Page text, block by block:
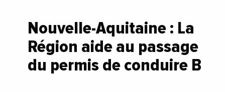
Nouvelle-Aquitaine : La
Région aide au passage
du permis de conduire B